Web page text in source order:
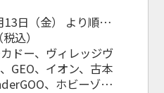
日（金） より順次発
込）
ドー、ヴィレッジヴ
GEO、イオン、古本
、ホビーゾー